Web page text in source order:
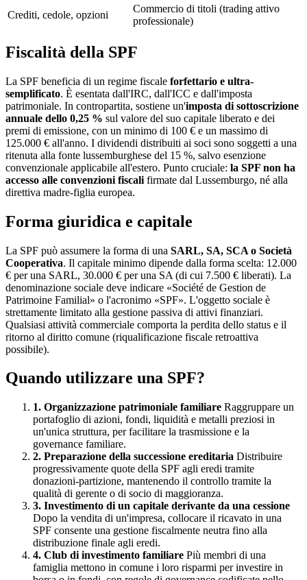
Crediti, cedole, opzioni
Commercio di titoli (trading attivo
professionale)
Fiscalità della SPF
La SPF beneficia di un regime fiscale forfettario e ultra-
semplificato. È esentata dall'IRC, dall'ICC e dall'imposta
patrimoniale. In contropartita, sostiene un'imposta di sottoscrizione
annuale dello 0,25 % sul valore del suo capitale liberato e dei
premi di emissione, con un minimo di 100 € e un massimo di
125.000 € all'anno. I dividendi distribuiti ai soci sono soggetti a una
ritenuta alla fonte lussemburghese del 15 %, salvo esenzione
convenzionale applicabile all'estero. Punto cruciale: la SPF non ha
accesso alle convenzioni fiscali firmate dal Lussemburgo, né alla
direttiva madre-figlia europea.
Forma giuridica e capitale
La SPF può assumere la forma di una SARL, SA, SCA o Società
Cooperativa. Il capitale minimo dipende dalla forma scelta: 12.000
€ per una SARL, 30.000 € per una SA (di cui 7.500 € liberati). La
denominazione sociale deve indicare «Société de Gestion de
Patrimoine Familial» o l'acronimo «SPF». L'oggetto sociale è
strettamente limitato alla gestione passiva di attivi finanziari.
Qualsiasi attività commerciale comporta la perdita dello status e il
ritorno al diritto comune (riqualificazione fiscale retroattiva
possibile).
Quando utilizzare una SPF?
1. Organizzazione patrimoniale familiare Raggruppare un
portafoglio di azioni, fondi, liquidità e metalli preziosi in
un'unica struttura, per facilitare la trasmissione e la
governance familiare.
2. Preparazione della successione ereditaria Distribuire
progressivamente quote della SPF agli eredi tramite
donazioni-partizione, mantenendo il controllo tramite la
qualità di gerente o di socio di maggioranza.
3. Investimento di un capitale derivante da una cessione
Dopo la vendita di un'impresa, collocare il ricavato in una
SPF consente una gestione fiscalmente neutra fino alla
distribuzione finale agli eredi.
4. Club di investimento familiare Più membri di una
famiglia mettono in comune i loro risparmi per investire in